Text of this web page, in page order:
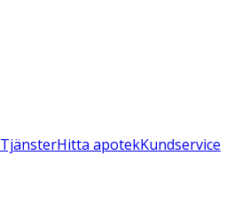
TjänsterHitta apotekKundservice